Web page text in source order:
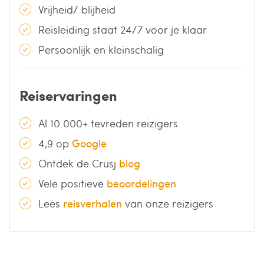
Vrijheid/ blijheid
Reisleiding staat 24/7 voor je klaar
Persoonlijk en kleinschalig
Reiservaringen
Al 10.000+ tevreden reizigers
4,9 op Google
Ontdek de Crusj blog
Vele positieve beoordelingen
Lees reisverhalen van onze reizigers